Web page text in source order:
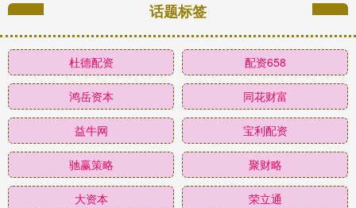
话题标签
杜德配资 配资658
鸿岳资本 同花财富
益牛网 宝利配资
驰赢策略 聚财略
大资本 荣立通